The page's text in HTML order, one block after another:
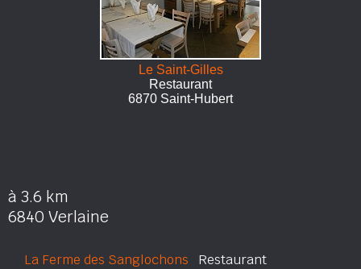
Le Saint-Gilles
Restaurant
6870 Saint-Hubert
à 3.6 km
6840 Verlaine
La Ferme des Sanglochons Restaurant